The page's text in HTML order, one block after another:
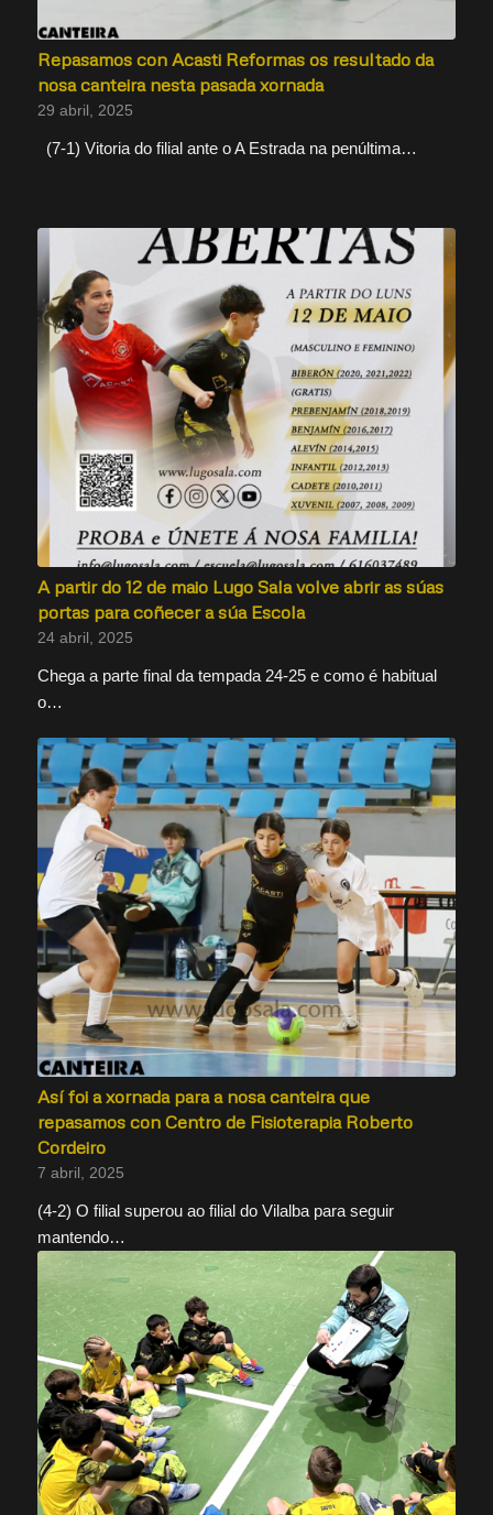
Repasamos con Acasti Reformas os resultado da
nosa canteira nesta pasada xornada
29 abril, 2025
(7-1) Vitoria do filial ante o A Estrada na penúltima…
A partir do 12 de maio Lugo Sala volve abrir as súas
portas para coñecer a súa Escola
24 abril, 2025
Chega a parte final da tempada 24-25 e como é habitual
o…
Así foi a xornada para a nosa canteira que
repasamos con Centro de Fisioterapia Roberto
Cordeiro
7 abril, 2025
(4-2) O filial superou ao filial do Vilalba para seguir
mantendo…